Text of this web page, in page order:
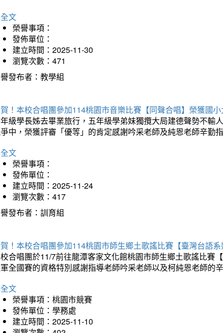
文
榮譽事項：
發佈單位：
建立時間：2025-11-30
瀏覽次數：471
發布者：教學組
！本校合唱團參加114桃園市音樂比賽【同聲合唱】榮獲國
級學長姊去畢業旅行，五年級學弟妹獨攬大局建德聲勢不輸
中，榮獲評審「優等」的肯定感謝吟采老師及純恩老師辛勤
文
榮譽事項：
發佈單位：
建立時間：2025-11-24
瀏覽次數：417
發布者：訓育組
！本校合唱團參加114桃園市師生鄉土歌謠比賽【臺灣台語
合唱團於11/7前往龍潭客家文化館桃園市師生鄉土歌謠比賽
全國賽的資格特別感謝指導老師吟采老師以及柯純恩老師的
文
榮譽事項：桃園市競賽
發佈單位：學務處
建立時間：2025-11-10